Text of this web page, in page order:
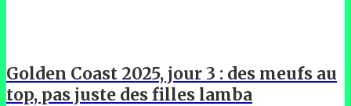
Golden Coast 2025, jour 3 : des meufs au
top, pas juste des filles lamba